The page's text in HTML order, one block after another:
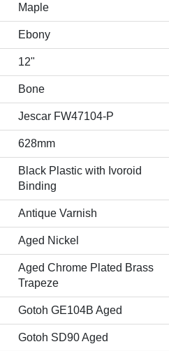
Maple
Ebony
12"
Bone
Jescar FW47104-P
628mm
Black Plastic with Ivoroid
Binding
Antique Varnish
Aged Nickel
Aged Chrome Plated Brass
Trapeze
Gotoh GE104B Aged
Gotoh SD90 Aged